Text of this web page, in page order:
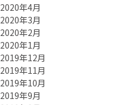
2020年4月
2020年3月
2020年2月
2020年1月
2019年12月
2019年11月
2019年10月
2019年9月